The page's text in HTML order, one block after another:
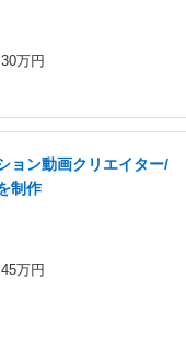
万円
ョン動画クリエイター/
制作
万円